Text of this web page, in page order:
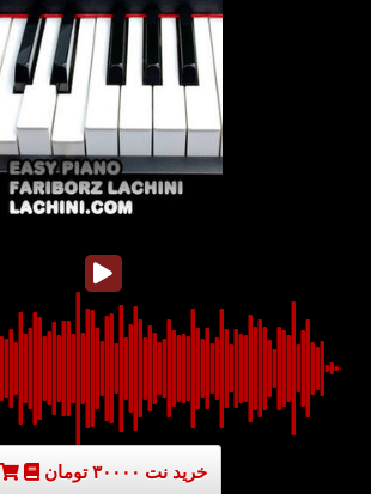
خرید نت ۳۰۰۰۰ تومان